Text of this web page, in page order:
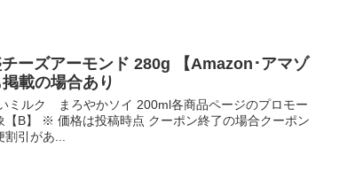
ーズアーモンド 280g 【Amazon･アマゾ
載の場合あり
ミルク まろやかソイ 200ml各商品ページのプロモー
【B】 ※ 価格は投稿時点 クーポン終了の場合クーポン
割引があ...